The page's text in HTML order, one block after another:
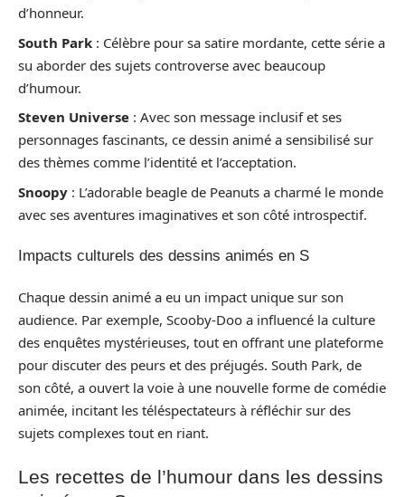
d’honneur.
South Park : Célèbre pour sa satire mordante, cette série a
su aborder des sujets controverse avec beaucoup
d’humour.
Steven Universe : Avec son message inclusif et ses
personnages fascinants, ce dessin animé a sensibilisé sur
des thèmes comme l’identité et l’acceptation.
Snoopy : L’adorable beagle de Peanuts a charmé le monde
avec ses aventures imaginatives et son côté introspectif.
Impacts culturels des dessins animés en S
Chaque dessin animé a eu un impact unique sur son
audience. Par exemple, Scooby-Doo a influencé la culture
des enquêtes mystérieuses, tout en offrant une plateforme
pour discuter des peurs et des préjugés. South Park, de
son côté, a ouvert la voie à une nouvelle forme de comédie
animée, incitant les téléspectateurs à réfléchir sur des
sujets complexes tout en riant.
Les recettes de l’humour dans les dessins